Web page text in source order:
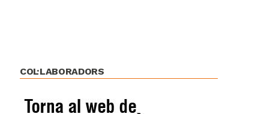
COL·LABORADORS